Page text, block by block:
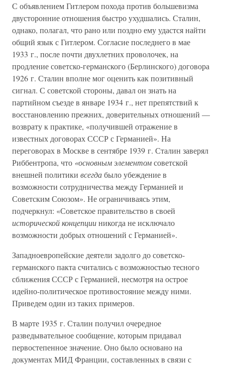
С объявлением Гитлером похода против большевизма
двусторонние отношения быстро ухудшались. Сталин,
однако, полагал, что рано или поздно ему удастся найти
общий язык с Гитлером. Согласие последнего в мае
1933 г., после почти двухлетних проволочек, на
продление советско-германского (Берлинского) договора
1926 г. Сталин вполне мог оценить как позитивный
сигнал. С советской стороны, давал он знать на
партийном съезде в январе 1934 г., нет препятствий к
восстановлению прежних, доверительных отношений —
возврату к практике, «получившей отражение в
известных договорах СССР с Германией». На
переговорах в Москве в сентябре 1939 г. Сталин заверял
Риббентропа, что «основным элементомсоветской
внешней политики всегдабыло убеждение в
возможности сотрудничества между Германией и
Советским Союзом». Не ограничиваясь этим,
подчеркнул: «Советское правительство в своей
исторической концепцииникогда не исключало
возможности добрых отношений с Германией».
Западноевропейские деятели задолго до советско-
германского пакта считались с возможностью тесного
сближения СССР с Германией, несмотря на острое
идейно-политическое противостояние между ними.
Приведем один из таких примеров.
В марте 1935 г. Сталин получил очередное
разведывательное сообщение, которым придавал
первостепенное значение. Оно было основано на
документах МИД Франции, составленных в связи с